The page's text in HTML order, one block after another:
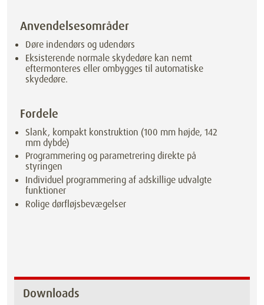
Anvendelsesområder
Døre indendørs og udendørs
Eksisterende normale skydedøre kan nemt
eftermonteres eller ombygges til automatiske
skydedøre.
Fordele
Slank, kompakt konstruktion (100 mm højde, 142
mm dybde)
Programmering og parametrering direkte på
styringen
Individuel programmering af adskillige udvalgte
funktioner
Rolige dørfløjsbevægelser
Downloads